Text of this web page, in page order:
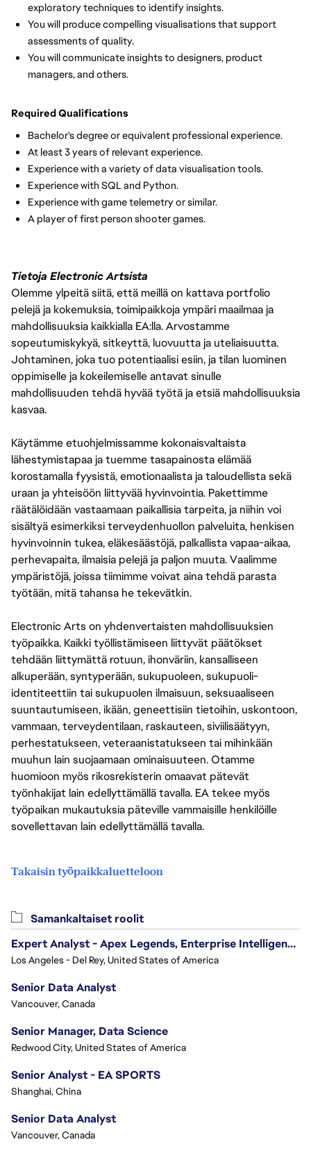
exploratory techniques to identify insights.
You will produce compelling visualisations that support
assessments of quality.
You will communicate insights to designers, product
managers, and others.
Required Qualifications
Bachelor's degree or equivalent professional experience.
At least 3 years of relevant experience.
Experience with a variety of data visualisation tools.
Experience with SQL and Python.
Experience with game telemetry or similar.
A player of first person shooter games.
Tietoja Electronic Artsista
Olemme ylpeitä siitä, että meillä on kattava portfolio
pelejä ja kokemuksia, toimipaikkoja ympäri maailmaa ja
mahdollisuuksia kaikkialla EA:lla. Arvostamme
sopeutumiskykyä, sitkeyttä, luovuutta ja uteliaisuutta.
Johtaminen, joka tuo potentiaalisi esiin, ja tilan luominen
oppimiselle ja kokeilemiselle antavat sinulle
mahdollisuuden tehdä hyvää työtä ja etsiä mahdollisuuksia
kasvaa.
Käytämme etuohjelmissamme kokonaisvaltaista
lähestymistapaa ja tuemme tasapainosta elämää
korostamalla fyysistä, emotionaalista ja taloudellista sekä
uraan ja yhteisöön liittyvää hyvinvointia. Pakettimme
räätälöidään vastaamaan paikallisia tarpeita, ja niihin voi
sisältyä esimerkiksi terveydenhuollon palveluita, henkisen
hyvinvoinnin tukea, eläkesäästöjä, palkallista vapaa-aikaa,
perhevapaita, ilmaisia pelejä ja paljon muuta. Vaalimme
ympäristöjä, joissa tiimimme voivat aina tehdä parasta
työtään, mitä tahansa he tekevätkin.
Electronic Arts on yhdenvertaisten mahdollisuuksien
työpaikka. Kaikki työllistämiseen liittyvät päätökset
tehdään liittymättä rotuun, ihonväriin, kansalliseen
alkuperään, syntyperään, sukupuoleen, sukupuoli-
identiteettiin tai sukupuolen ilmaisuun, seksuaaliseen
suuntautumiseen, ikään, geneettisiin tietoihin, uskontoon,
vammaan, terveydentilaan, raskauteen, siviilisäätyyn,
perhestatukseen, veteraanistatukseen tai mihinkään
muuhun lain suojaamaan ominaisuuteen. Otamme
huomioon myös rikosrekisterin omaavat pätevät
työnhakijat lain edellyttämällä tavalla. EA tekee myös
työpaikan mukautuksia päteville vammaisille henkilöille
sovellettavan lain edellyttämällä tavalla.
Takaisin työpaikkaluetteloon
Samankaltaiset roolit
Expert Analyst - Apex Legends, Enterprise Intelligence (EI)
Los Angeles - Del Rey, United States of America
Senior Data Analyst
Vancouver, Canada
Senior Manager, Data Science
Redwood City, United States of America
Senior Analyst - EA SPORTS
Shanghai, China
Senior Data Analyst
Vancouver, Canada